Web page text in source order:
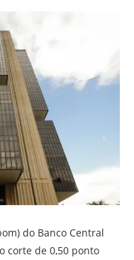
do Banco Central
corte de 0,50 ponto